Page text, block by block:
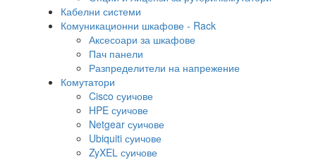
Кабелни системи
Комуникационни шкафове - Rack
Аксесоари за шкафове
Пач панели
Разпределители на напрежение
Комутатори
Cisco суичове
HPE суичове
Netgear суичове
Ubiquiti суичове
ZyXEL суичове